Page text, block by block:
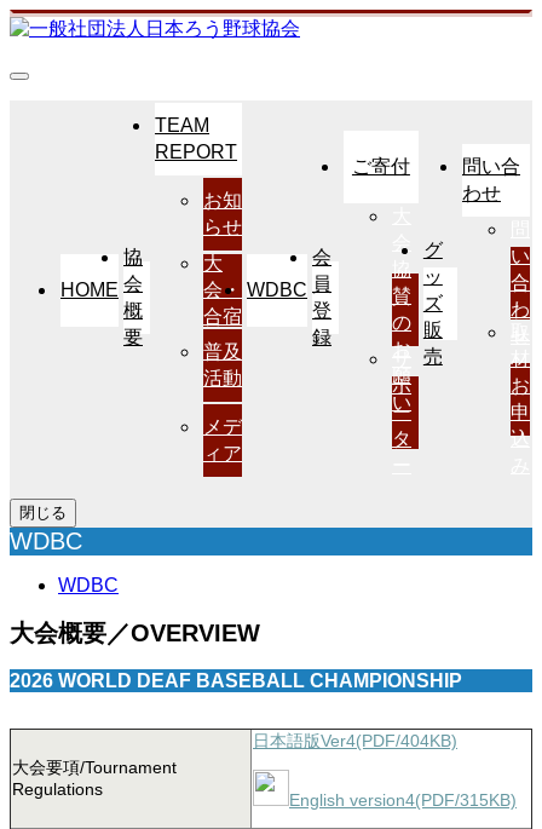
HOME
協
会
概
要
TEAM
REPORT
お知
らせ
大
会・
合宿
普及
活動
メデ
ィア
WDBC
会
員
登
録
ご寄付
協
賛
の
お
願
い
ポ
ー
タ
グ
ッ
ズ
販
売
問い合
わせ
い
合
わ
材
お
申
込
閉じる
WDBC
WDBC
大会概要／OVERVIEW
2026 WORLD DEAF BASEBALL CHAMPIONSHIP
大会要項/Tournament
Regulations
日本語版Ver4(PDF/404KB)
English version4(PDF/315KB)